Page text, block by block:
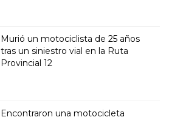
Murió un motociclista de 25 años
tras un siniestro vial en la Ruta
Provincial 12
Encontraron una motocicleta